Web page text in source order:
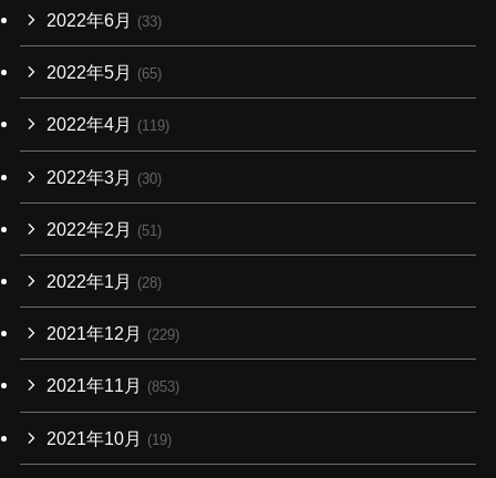
2022年6月 (33)
2022年5月 (65)
2022年4月 (119)
2022年3月 (30)
2022年2月 (51)
2022年1月 (28)
2021年12月 (229)
2021年11月 (853)
2021年10月 (19)